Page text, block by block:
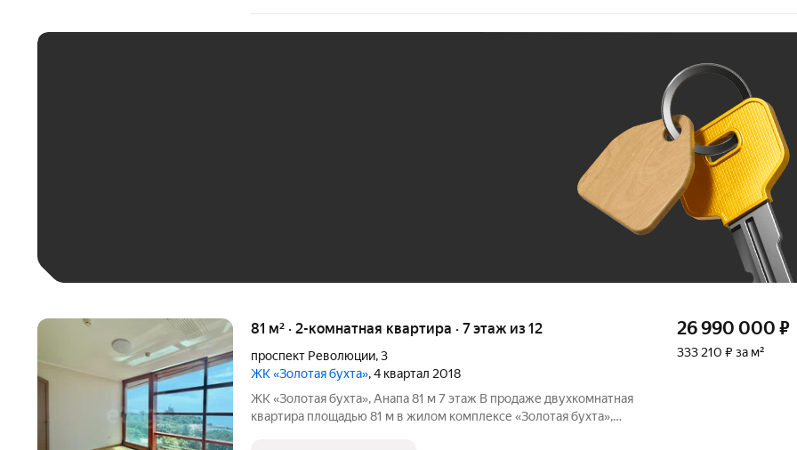
81 м² · 2-комнатная квартира · 7 этаж из 12
проспект Революции,3
ЖК «Золотая бухта», 4 квартал 2018
ЖК «Золотая бухта», Анапа 81 м 7 этаж В продаже двухкомнатная
квартира площадью 81 м в жилом комплексе «Золотая бухта»,
26 990 000 ₽
333 210 ₽ за м²